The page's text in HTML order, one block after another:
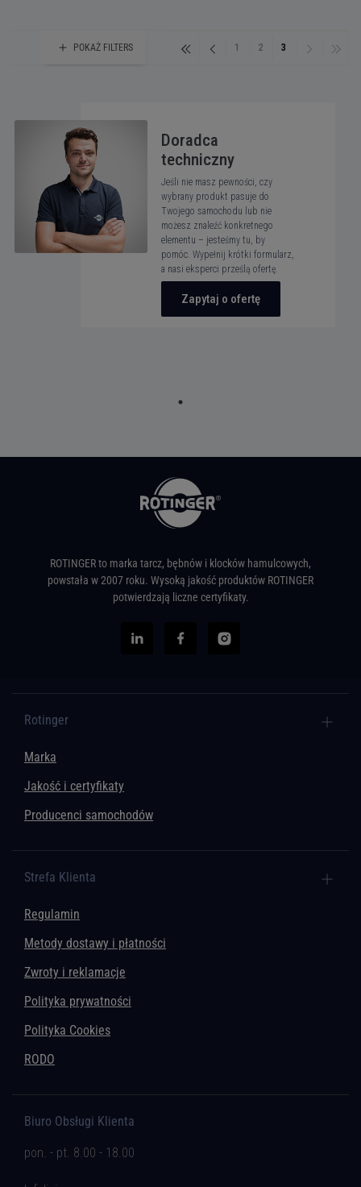
POKAŻFILTERS 1 2 3
Doradca
techniczny
Jeśli nie masz pewności, czy
wybrany produkt pasuje do
Twojego samochodu lub nie
możesz znaleźć konkretnego
elementu – jesteśmy tu, by
pomóc. Wypełnij krótki formularz,
a nasi eksperci prześlą ofertę.
Zapytaj o ofertę
ROTINGER to marka tarcz, bębnów i klocków hamulcowych,
powstała w 2007 roku. Wysoką jakość produktów ROTINGER
potwierdzają liczne certyfikaty.
Rotinger
Marka
Jakość i certyfikaty
Producenci samochodów
Strefa Klienta
Regulamin
Metody dostawy i płatności
Zwroty i reklamacje
Polityka prywatności
Polityka Cookies
RODO
Biuro Obsługi Klienta
pon. - pt. 8.00 - 18.00